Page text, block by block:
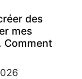
des
mes
Comment